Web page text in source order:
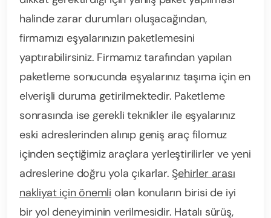
halinde zarar durumları oluşacağından,
firmamızı eşyalarınızın paketlemesini
yaptırabilirsiniz. Firmamız tarafından yapılan
paketleme sonucunda eşyalarınız taşıma için en
elverişli duruma getirilmektedir. Paketleme
sonrasında ise gerekli teknikler ile eşyalarınız
eski adreslerinden alınıp geniş araç filomuz
içinden seçtiğimiz araçlara yerleştirilirler ve yeni
adreslerine doğru yola çıkarlar. Şehirler arası
nakliyat için önemli olan konuların birisi de iyi
bir yol deneyiminin verilmesidir. Hatalı sürüş,